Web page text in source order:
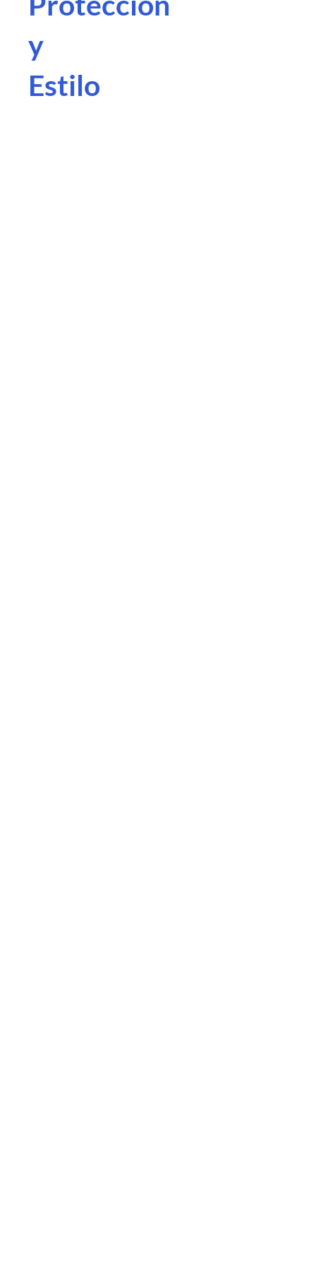
y
Estilo